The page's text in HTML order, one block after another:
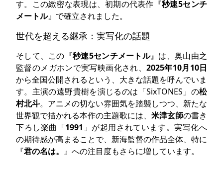
す。この緻密な表現は、初期の代表作『秒速5センチ
メートル』で確立されました。
世代を超える継承：実写化の話題
そして、この『秒速5センチメートル』は、奥山由之
監督のメガホンで実写映画化され、 2025年10月10日
から全国公開されるという、大きな話題を呼んでいま
す。主演の遠野貴樹を演じるのは「SixTONES」の松
村北斗。アニメの切ない雰囲気を踏襲しつつ、新たな
世界観で描かれる本作の主題歌には、 米津玄師の書き
下ろし楽曲「1991 」が起用されています。実写化へ
の期待感が高まることで、新海監督の作品全体、特に
『君の名は。 』への注目度もさらに増しています。